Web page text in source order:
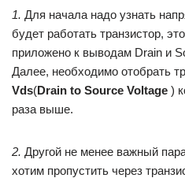
1. Для начала надо узнать
будет работать транзистор,
приложено к выводам Drain и
Далее, необходимо отобрать
Vds(Drain to Source Voltage )
раза выше.
2. Другой не менее важный
хотим пропустить через